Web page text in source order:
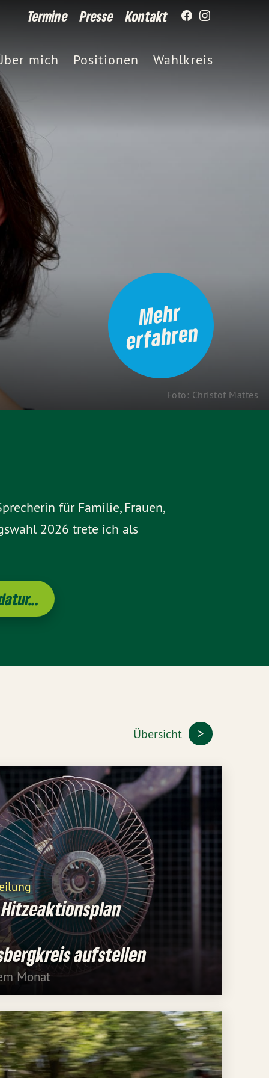
Termine Presse Kontakt
mich Positionen Wahlkreis
Foto: Christof Mattes
Me
hr
erfa
hre
n
für Familie, Frauen,
2026 trete ich als
Übersicht
aufstellen
Monat